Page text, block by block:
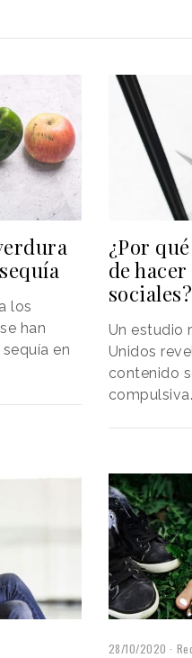
los
han
en
¿Por
de
sociales?
Un estudio
Unidos
contenido
compulsiva.
28/10/2020